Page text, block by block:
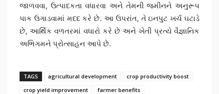
જાળવવા, ઉત્પાદકતા વધારવા અને તેમની જમીનને અનુરૂપ
પાક ઉગાડવામાં મદદ કરે છે. આ ઉપરાંત, તે ઇનપુટ ખર્ચ ઘટાડે
છે, આર્થિક વળતરમાં વધારો કરે છે અને ખેતી પ્રત્યે વૈજ્ઞાનિક
અભિગમને પ્રોત્સાહન આપે છે.
TAGS agricultural development
crop productivity boost
crop yield improvement
farmer benefits